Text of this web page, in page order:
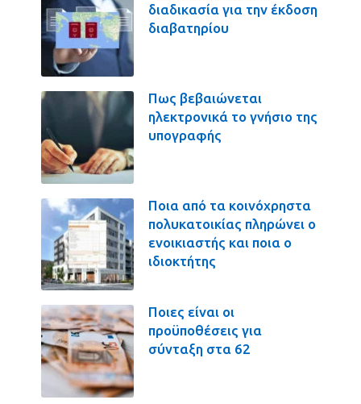
διαδικασία για την έκδοση
διαβατηρίου
Πως βεβαιώνεται
ηλεκτρονικά το γνήσιο της
υπογραφής
Ποια από τα κοινόχρηστα
πολυκατοικίας πληρώνει ο
ενοικιαστής και ποια ο
ιδιοκτήτης
Ποιες είναι οι
προϋποθέσεις για
σύνταξη στα 62